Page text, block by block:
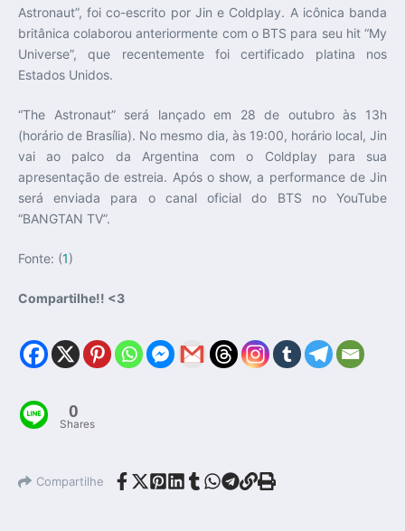
Astronaut”, foi co-escrito por Jin e Coldplay. A icônica banda
britânica colaborou anteriormente com o BTS para seu hit “My
Universe”, que recentemente foi certificado platina nos
Estados Unidos.
“The Astronaut” será lançado em 28 de outubro às 13h
(horário de Brasília). No mesmo dia, às 19:00, horário local, Jin
vai ao palco da Argentina com o Coldplay para sua
apresentação de estreia. Após o show, a performance de Jin
será enviada para o canal oficial do BTS no YouTube
“BANGTAN TV”.
Fonte: (1)
Compartilhe!! <3
0
Shares
Compartilhe